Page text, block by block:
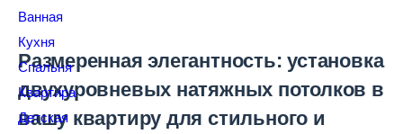
Ванная
Кухня
Спальня
Квартира
Детская
Размеренная элегантность: установка
двухуровневых натяжных потолков в
вашу квартиру для стильного и